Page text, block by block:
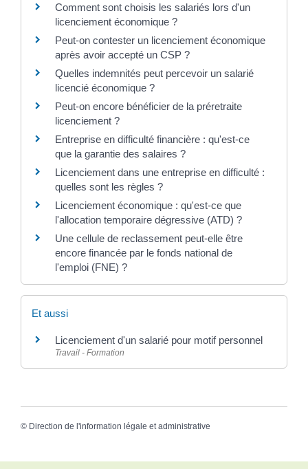
Comment sont choisis les salariés lors d'un
licenciement économique ?
Peut-on contester un licenciement économique
après avoir accepté un CSP ?
Quelles indemnités peut percevoir un salarié
licencié économique ?
Peut-on encore bénéficier de la préretraite
licenciement ?
Entreprise en difficulté financière : qu'est-ce
que la garantie des salaires ?
Licenciement dans une entreprise en difficulté :
quelles sont les règles ?
Licenciement économique : qu'est-ce que
l'allocation temporaire dégressive (ATD) ?
Une cellule de reclassement peut-elle être
encore financée par le fonds national de
l'emploi (FNE) ?
Et aussi
Licenciement d'un salarié pour motif personnel
Travail - Formation
© Direction de l'information légale et administrative